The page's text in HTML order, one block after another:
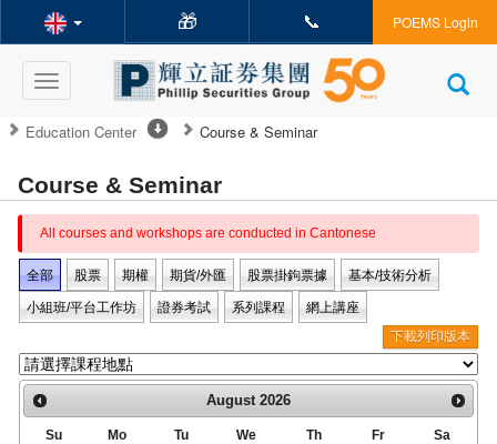
🎁 📞 POEMS Login
Toggle
navigation
Education Center Course & Seminar
Course & Seminar
All courses and workshops are conducted in Cantonese
全部 股票 期權 期貨/外匯 股票掛鉤票據 基本/技術分析
小組班/平台工作坊 證券考試 系列課程
網上講座
下載列印版本
August 2026
Su Mo Tu We Th Fr Sa